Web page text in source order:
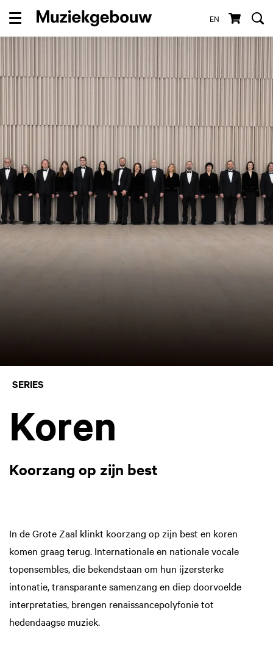
EN
Menu
SERIES
Koren
Koorzang op zijn best
In de Grote Zaal klinkt koorzang op zijn best en koren
komen graag terug. Internationale en nationale vocale
topensembles, die bekendstaan om hun ijzersterke
intonatie, transparante samenzang en diep doorvoelde
interpretaties, brengen renaissancepolyfonie tot
hedendaagse muziek.